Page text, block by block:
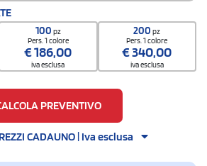
100 pz
Pers. 1 colore
€186,00
iva esclusa
200pz
Pers. 1 colore
€340,00
iva esclusa
PREVENTIVO
CADAUNO | Iva esclusa